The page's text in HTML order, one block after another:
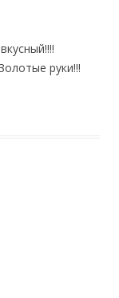
руки!!!